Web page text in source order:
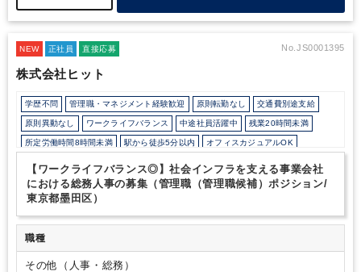
NEW 正社員 直接応募 No.JS0001395
株式会社ヒット
学歴不問 管理職・マネジメント経験歓迎 原則転勤なし 交通費別途支給
原則異動なし ワークライフバランス 中途社員活躍中 残業20時間未満
所定労働時間8時間未満 駅から徒歩5分以内 オフィスカジュアルOK
少人数の職場（所属部門の人数3人以下）
寮・社宅・家賃・住宅補助 土日祝休み 完全週休2日制 年間休日120日以上
【ワークライフバランス◎】社会インフラを支える事業会社
における総務人事の募集（管理職（管理職候補）ポジション/
東京都墨田区）
職種
その他（人事・総務）